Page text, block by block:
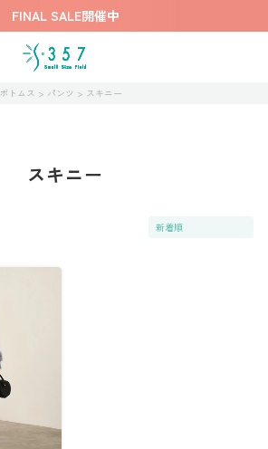
FINAL SALE開催中
ボトムス パンツ スキニー
スキニー
新着順